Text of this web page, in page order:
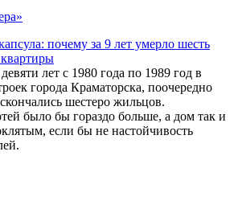
почему за 9 лет умерло шесть
лет с 1980 года по 1989 год в
города Краматорска, поочередно
шестеро жильцов.
было бы гораздо больше, а дом так и
если бы не настойчивость